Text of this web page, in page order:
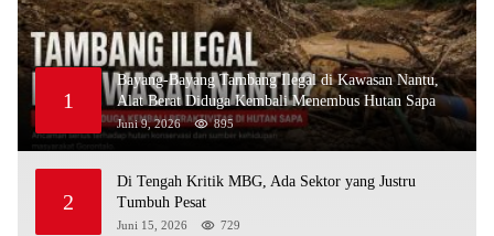
1
Bayang-Bayang Tambang Ilegal di Kawasan Nantu,
Alat Berat Diduga Kembali Menembus Hutan Sapa
Juni 9, 2026 895
2
Di Tengah Kritik MBG, Ada Sektor yang Justru
Tumbuh Pesat
Juni 15, 2026 729